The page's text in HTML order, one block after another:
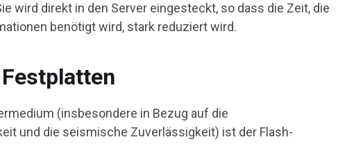
wird direkt in den Server eingesteckt, so dass die Zeit, die
benötigt wird, stark reduziert wird.
(insbesondere in Bezug auf die
und die seismische Zuverlässigkeit) ist der Flash-